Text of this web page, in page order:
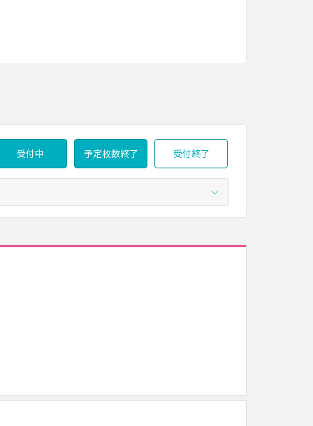
受付中 予定枚数終了 受付終了